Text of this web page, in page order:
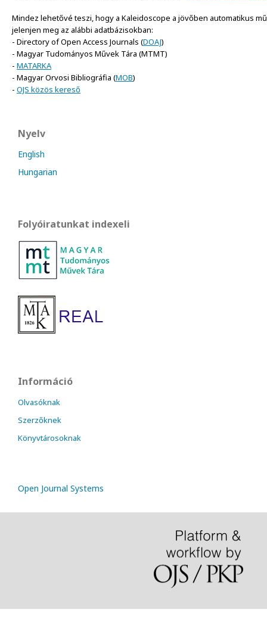
Mindez lehetővé teszi, hogy a Kaleidoscope a jövőben automatikus
jelenjen meg az alábbi adatbázisokban:
- Directory of Open Access Journals (DOAJ)
- Magyar Tudományos Művek Tára (MTMT)
- MATARKA
- Magyar Orvosi Bibliográfia (MOB)
- OJS közös kereső
Nyelv
English
Hungarian
Folyóiratunkat indexeli
Információ
Olvasóknak
Szerzőknek
Könyvtárosoknak
Open Journal Systems